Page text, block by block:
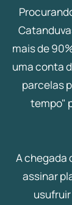
mais de
uma conta
parcelas
tempo"
A chegada
assinar